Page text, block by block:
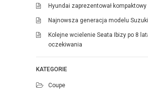
Hyundai zaprezentował kompaktowy
Najnowsza generacja modelu
Kolejne wcielenie Seata Ibizy po 8
oczekiwania
KATEGORIE
Coupe